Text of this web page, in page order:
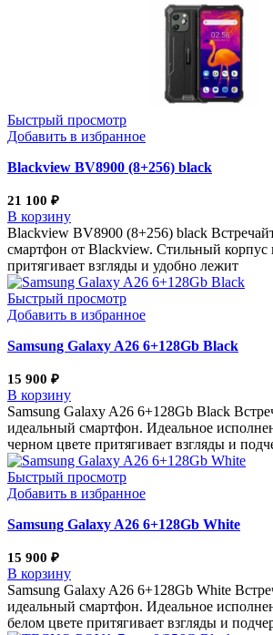
Быстрый просмотр
Добавить в избранное
Blackview BV8900 (8+256) black
21 100 ₽
В корзину
Blackview BV8900 (8+256) black
смартфон от Blackview. Стильный корпус
притягивает взгляды и удобно лежит
Быстрый просмотр
Добавить в избранное
Samsung Galaxy A26 6+128Gb Black
15 900 ₽
В корзину
Samsung Galaxy A26 6+128Gb Black
идеальный смартфон. Идеальное
черном цвете притягивает взгляды и
Быстрый просмотр
Добавить в избранное
Samsung Galaxy A26 6+128Gb White
15 900 ₽
В корзину
Samsung Galaxy A26 6+128Gb White
идеальный смартфон. Идеальное
белом цвете притягивает взгляды и